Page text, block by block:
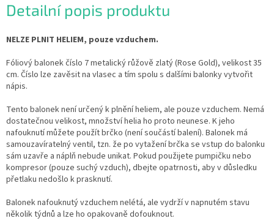
Detailní popis produktu
NELZE PLNIT HELIEM, pouze vzduchem.
Fóliový balonek číslo 7 metalický růžově zlatý (Rose Gold), velikost 35
cm. Číslo lze zavěsit na vlasec a tím spolu s dalšími balonky vytvořit
nápis.
Tento balonek není určený k plnění heliem, ale pouze vzduchem. Nemá
dostatečnou velikost, množství helia ho proto neunese. K jeho
nafouknutí můžete použít brčko (není součástí balení). Balonek má
samouzavíratelný ventil, tzn. že po vytažení brčka se vstup do balonku
sám uzavře a náplň nebude unikat. Pokud použijete pumpičku nebo
kompresor (pouze suchý vzduch), dbejte opatrnosti, aby v důsledku
přetlaku nedošlo k prasknutí.
Balonek nafouknutý vzduchem nelétá, ale vydrží v napnutém stavu
několik týdnů a lze ho opakovaně dofouknout.